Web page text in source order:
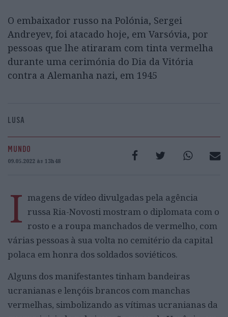
O embaixador russo na Polónia, Sergei
Andreyev, foi atacado hoje, em Varsóvia, por
pessoas que lhe atiraram com tinta vermelha
durante uma cerimónia do Dia da Vitória
contra a Alemanha nazi, em 1945
LUSA
MUNDO
09.05.2022 às 13h48
I magens de vídeo divulgadas pela agência
russa Ria-Novosti mostram o diplomata com o
rosto e a roupa manchados de vermelho, com
várias pessoas à sua volta no cemitério da capital
polaca em honra dos soldados soviéticos.
Alguns dos manifestantes tinham bandeiras
ucranianas e lençóis brancos com manchas
vermelhas, simbolizando as vítimas ucranianas da